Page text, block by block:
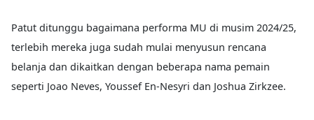
Patut ditunggu bagaimana performa MU di musim 2024/25,
terlebih mereka juga sudah mulai menyusun rencana
belanja dan dikaitkan dengan beberapa nama pemain
seperti Joao Neves, Youssef En-Nesyri dan Joshua Zirkzee.